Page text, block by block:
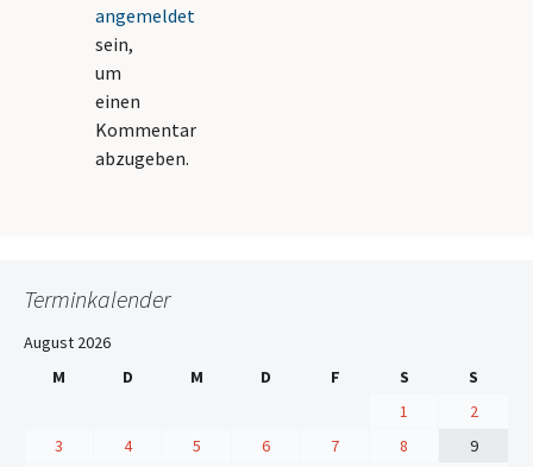
angemeldet
sein,
um
einen
Kommentar
abzugeben.
Terminkalender
August 2026
M
D M D F S
S
1
2
3
4 5 6 7 8
9